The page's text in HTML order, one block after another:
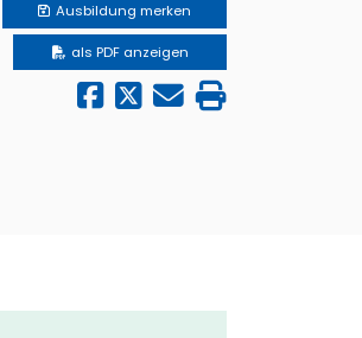
Ausbildung merken
als PDF anzeigen